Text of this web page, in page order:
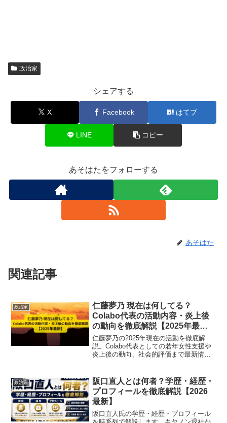
政治家
シェアする
X Facebook はてブ
LINE コピー
あそはたをフォローする
あそはた
関連記事
政治家
仁藤夢乃 現在は何してる？
Colabo代表の活動内容・炎上後
の動向を徹底解説【2025年最
新】
仁藤夢乃の2025年現在の活動を徹底解
説。Colabo代表としての若年女性支援や
炎上後の動向、社会的評価まで最新情報
政治家
阪口直人とは何者？学歴・経歴・
プロフィールを徹底解説【2026
最新】
阪口直人氏の学歴・経歴・プロフィール